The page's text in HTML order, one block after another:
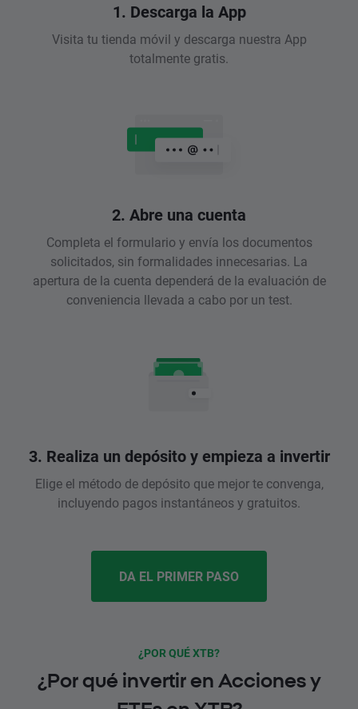
1. Descarga la App
Visita tu tienda móvil y descarga nuestra App
totalmente gratis.
2. Abre una cuenta
Completa el formulario y envía los documentos
solicitados, sin formalidades innecesarias. La
apertura de la cuenta dependerá de la evaluación de
conveniencia llevada a cabo por un test.
3. Realiza un depósito y empieza a invertir
Elige el método de depósito que mejor te convenga,
incluyendo pagos instantáneos y gratuitos.
DA EL PRIMER PASO
¿POR QUÉ XTB?
¿Por qué invertir en Acciones y